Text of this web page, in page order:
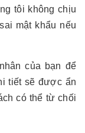
tôi không chịu
mật khẩu nếu
của bạn để
tiết sẽ được ẩn
có thể từ chối